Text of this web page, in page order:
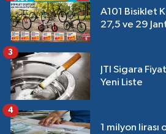
22:00Özel Sporcular Judown Milli
Takımı
A101 Bisiklet
27,5 ve 29
JTI Sigara
Yeni Liste
3
1 milyon lirası
4